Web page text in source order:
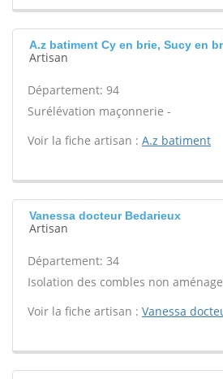
A.z batiment Cy en brie, Sucy en
Artisan
Département: 94
Surélévation maçonnerie -
Voir la fiche artisan : A.z batiment
Vanessa docteur Bedarieux
Artisan
Département: 34
Isolation des combles non
Voir la fiche artisan : Vanessa